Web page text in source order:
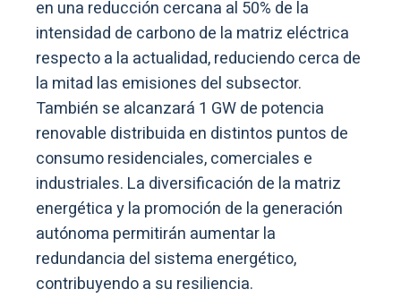
en una reducción cercana al 50% de la
intensidad de carbono de la matriz eléctrica
respecto a la actualidad, reduciendo cerca de
la mitad las emisiones del subsector.
También se alcanzará 1 GW de potencia
renovable distribuida en distintos puntos de
consumo residenciales, comerciales e
industriales. La diversificación de la matriz
energética y la promoción de la generación
autónoma permitirán aumentar la
redundancia del sistema energético,
contribuyendo a su resiliencia.